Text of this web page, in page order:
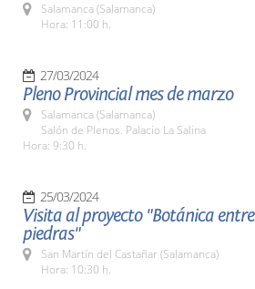
Salamanca (Salamanca)
Hora: 11:00 h.
27/03/2024
Pleno Provincial mes de marzo
Salamanca (Salamanca)
Salón de Plenos. Palacio La Salina
Hora: 9:30 h.
25/03/2024
Visita al proyecto "Botánica entre
piedras"
San Martín del Castañar (Salamanca)
Hora: 10:30 h.